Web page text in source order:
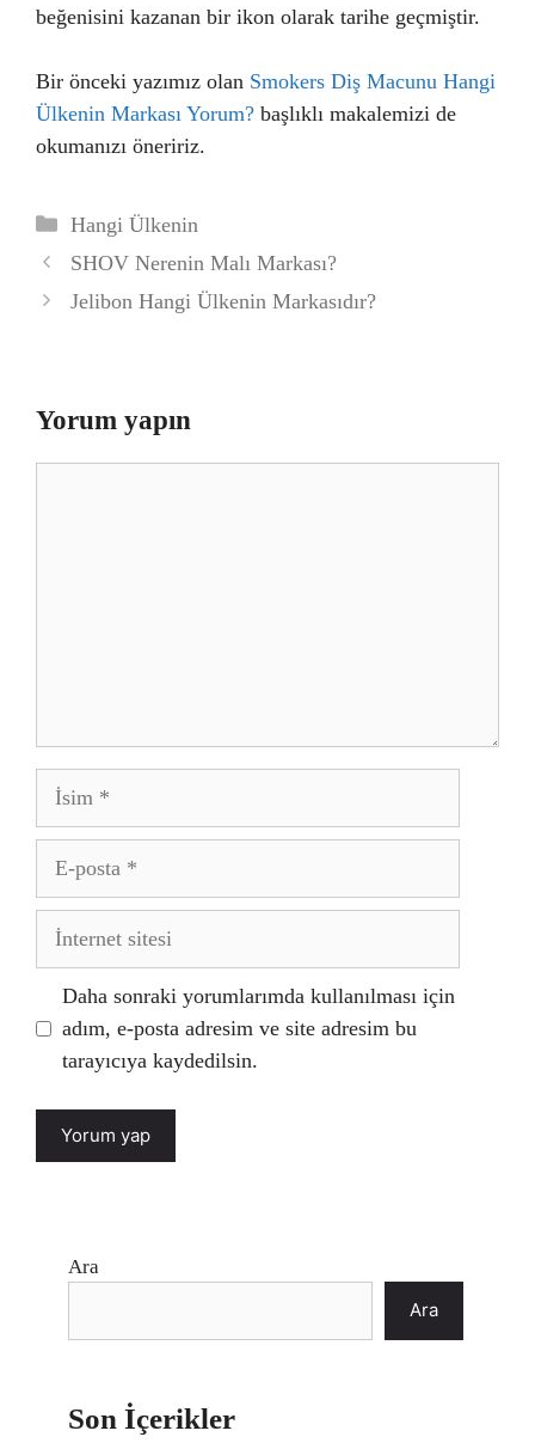
beğenisini kazanan bir ikon olarak tarihe geçmiştir.
Bir önceki yazımız olan Smokers Diş Macunu Hangi
Ülkenin Markası Yorum? başlıklı makalemizi de
okumanızı öneririz.
Kategoriler
Hangi Ülkenin
SHOV Nerenin Malı Markası?
Jelibon Hangi Ülkenin Markasıdır?
Yorum yapın
İsim
posta
İnternet
Daha sonraki yorumlarımda kullanılması için
adım, e-posta adresim ve site adresim bu
tarayıcıya kaydedilsin.
Ara
Ara
Son İçerikler